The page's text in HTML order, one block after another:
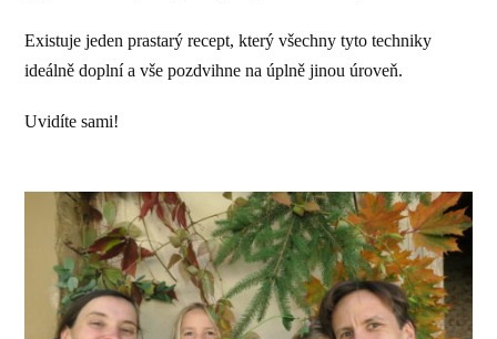
Existuje jeden prastarý recept, který všechny tyto techniky
ideálně doplní a vše pozdvihne na úplně jinou úroveň.
Uvidíte sami!